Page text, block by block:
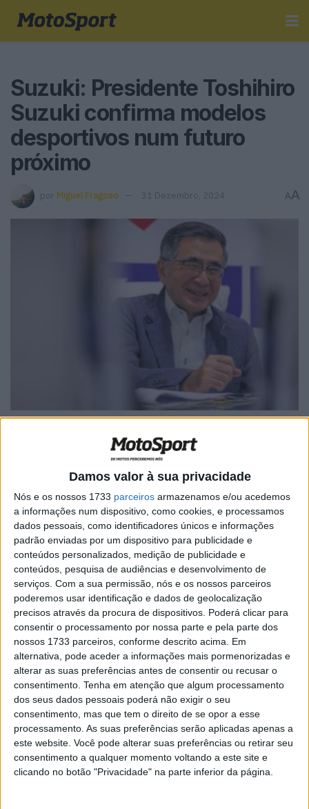
Damos valor à sua privacidade
Nós e os nossos 1733 parceiros armazenamos e/ou acedemos
a informações num dispositivo, como cookies, e processamos
dados pessoais, como identificadores únicos e informações
padrão enviadas por um dispositivo para publicidade e
conteúdos personalizados, medição de publicidade e
conteúdos, pesquisa de audiências e desenvolvimento de
serviços. Com a sua permissão, nós e os nossos parceiros
poderemos usar identificação e dados de geolocalização
precisos através da procura de dispositivos. Poderá clicar para
consentir o processamento por nossa parte e pela parte dos
nossos 1733 parceiros, conforme descrito acima. Em
alternativa, pode aceder a informações mais pormenorizadas e
alterar as suas preferências antes de consentir ou recusar o
consentimento. Tenha em atenção que algum processamento
dos seus dados pessoais poderá não exigir o seu
consentimento, mas que tem o direito de se opor a esse
processamento. As suas preferências serão aplicadas apenas a
este website. Você pode alterar suas preferências ou retirar seu
consentimento a qualquer momento voltando a este site e
clicando no botão "Privacidade" na parte inferior da página.
Suzuki: Presidente Toshihiro
Suzuki confirma modelos
desportivos num futuro
próximo
por Miguel Fragoso 31 Dezembro, 2024 AA
O presidente da Suzuki Motor Corporation, Toshihiro
Suzuki, falou em exclusivo àMCN sobre o futuro da linha
de motos da empresa – dando a entender que
poderemos assistir a um regresso a motos desportivas
mais num futuro próximo.
A marca japonesa já não produz nenhum dos seus
modelos GSX-R orientados para a pista na Europa, tendo
desligado a última superbike GSX-R1000 que restava
com a chegada dos regulamentos de emissões Euro5 em
2022.
Antes disso, os modelos superdesportivos GSX-R600 e
750 já tinham deixado o continente, com as três famílias
de quatro cilindros a serem encontradas apenas em
mercados selecionados, incluindo os EUA.